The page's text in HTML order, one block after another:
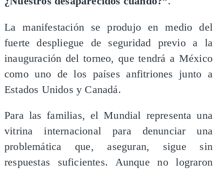
La manifestación se produjo en medio del
fuerte despliegue de seguridad previo a la
inauguración del torneo, que tendrá a México
como uno de los países anfitriones junto a
Estados Unidos y Canadá.
Para las familias, el Mundial representa una
vitrina internacional para denunciar una
problemática que, aseguran, sigue sin
respuestas suficientes. Aunque no lograron